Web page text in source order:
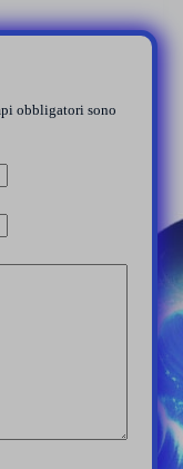
obbligatori sono